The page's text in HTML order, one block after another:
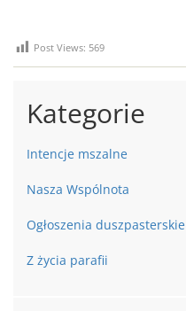
Post Views: 569
Kategorie
Intencje mszalne
Nasza Wspólnota
Ogłoszenia duszpasterskie
Z życia parafii